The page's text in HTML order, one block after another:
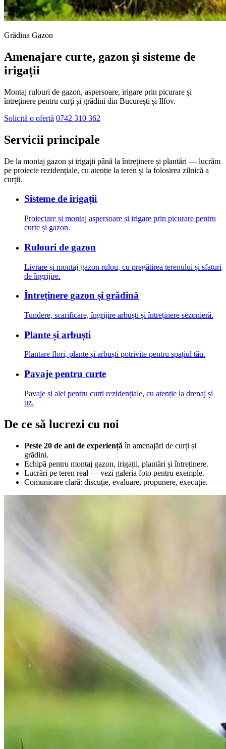
Grădina Gazon
Amenajare curte, gazon și sisteme de
irigații
Montaj rulouri de gazon, aspersoare, irigare prin picurare și
întreținere pentru curți și grădini din București și Ilfov.
Solicită o ofertă 0742 310 362
Servicii principale
De la montaj gazon și irigații până la întreținere și plantări — lucrăm
pe proiecte rezidențiale, cu atenție la teren și la folosirea zilnică a
curții.
Sisteme de irigații
Proiectare și montaj aspersoare și irigare prin picurare pentru
curte și gazon.
Rulouri de gazon
Livrare și montaj gazon rulou, cu pregătirea terenului și sfaturi
de îngrijire.
Întreținere gazon și grădină
Tundere, scarificare, îngrijire arbuști și întreținere sezonieră.
Plante și arbuști
Plantare flori, plante și arbuști potrivite pentru spațiul tău.
Pavaje pentru curte
Pavaje și alei pentru curți rezidențiale, cu atenție la drenaj și
uz.
De ce să lucrezi cu noi
Peste 20 de ani de experiență în amenajări de curți și
grădini.
Echipă pentru montaj gazon, irigații, plantări și întreținere.
Lucrări pe teren real — vezi galeria foto pentru exemple.
Comunicare clară: discuție, evaluare, propunere, execuție.